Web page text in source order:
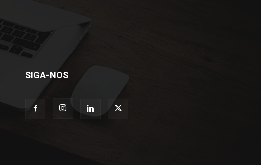
SIGA-NOS